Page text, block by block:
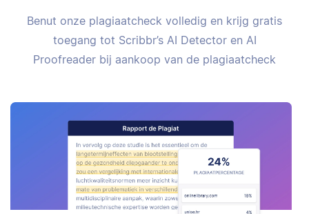
Benut onze plagiaatcheck volledig en krijg gratis
toegang tot Scribbr’s AI Detector en AI
Proofreader bij aankoop van de plagiaatcheck